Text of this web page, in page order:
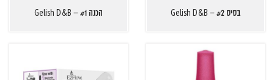
בסיס Gelish D&B – #2 הכנה Gelish D&B – #1